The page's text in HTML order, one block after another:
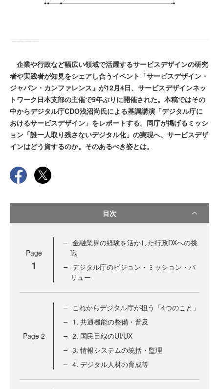
企業や行政など幅広い領域で活躍するサービスデザインの研究
者や実践者が知見をシェアし合うイベント「サービスデザイン・
ジャパン・カンファレンス」が12月4日、サービスデザインネッ
トワーク日本支部の主催で5年ぶりに開催された。本稿ではその
中からデジタル庁CDO浅沼尚氏による基調講演「デジタル庁に
おけるサービスデザイン」をレポートする。同庁が掲げるミッシ
ョン「誰一人取り残さないデジタル化」の実現へ、サービスデザ
インはどう資するのか。そのあるべき姿とは。
目次
Page
1
金融業界の経験を活かした行政DXへの挑
戦
デジタル庁のビジョン・ミッション・バ
リュー
Page 2
これからデジタル庁が担う「4つのこと」
1. 共通機能の整備・普及
2. 国民目線のUI/UX
3. 情報システムの統括・監理
4. デジタル人材の育成等